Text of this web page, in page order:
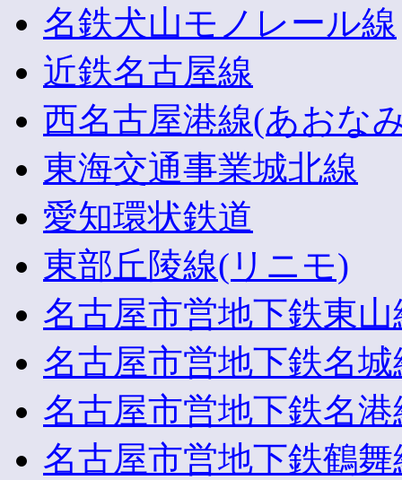
名鉄犬山モノレール線
近鉄名古屋線
西名古屋港線(あおな
東海交通事業城北線
愛知環状鉄道
東部丘陵線(リニモ)
名古屋市営地下鉄東山
名古屋市営地下鉄名城
名古屋市営地下鉄名港
名古屋市営地下鉄鶴舞